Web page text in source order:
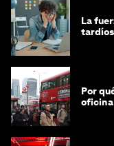
La
Por
oficina